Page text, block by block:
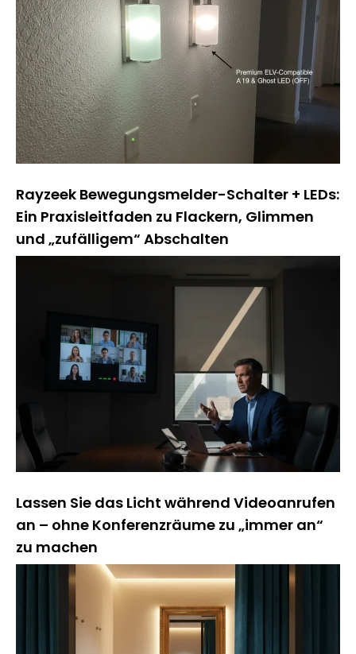
Rayzeek Bewegungsmelder-Schalter + LEDs:
Ein Praxisleitfaden zu Flackern, Glimmen
und „zufälligem“ Abschalten
Lassen Sie das Licht während Videoanrufen
an – ohne Konferenzräume zu „immer an“
zu machen